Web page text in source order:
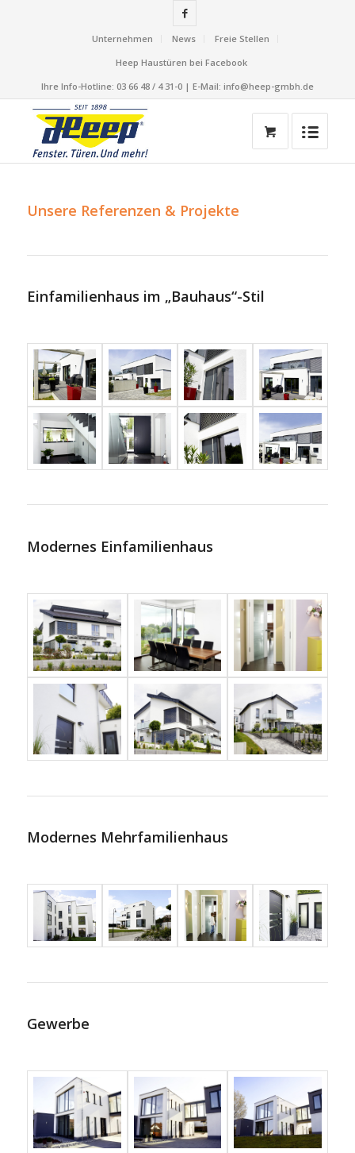
Unternehmen News
Freie Stellen
Heep Haustüren bei Facebook
Ihre Info-Hotline: 03 66 48 / 4 31-0 | E-Mail: info@heep-gmbh.de
Unsere Referenzen & Projekte
Einfamilienhaus im „Bauhaus“-Stil
Modernes Einfamilienhaus
Modernes Mehrfamilienhaus
Gewerbe